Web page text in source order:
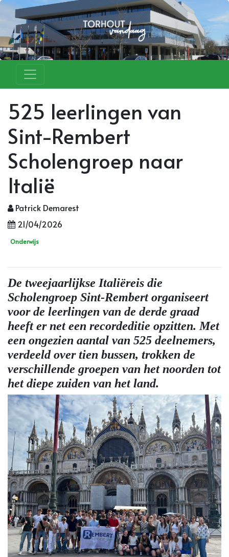
525 leerlingen van
Sint-Rembert
Scholengroep naar
Italië
Patrick Demarest
21/04/2026
Onderwijs
De tweejaarlijkse Italiëreis die
Scholengroep Sint-Rembert organiseert
voor de leerlingen van de derde graad
heeft er net een recordeditie opzitten. Met
een ongezien aantal van 525 deelnemers,
verdeeld over tien bussen, trokken de
verschillende groepen van het noorden tot
het diepe zuiden van het land.